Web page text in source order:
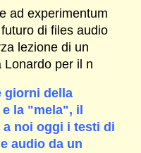
ad experimentum
di files audio
lezione di un
Lonardo per il n
giorni della
la "mela", il
noi oggi i testi di
audio da un